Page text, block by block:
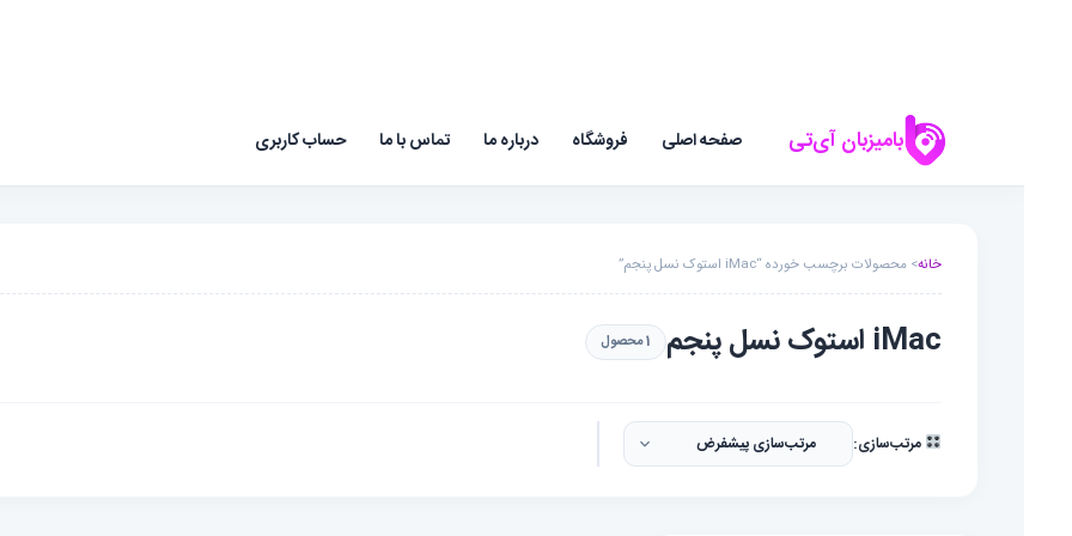
بامیزبان آی‌تی صفحه اصلی فروشگاه درباره ما تماس با ما حساب کاربری
خانه> محصولات برچسب خورده “iMac استوک نسل پنجم”
iMac استوک نسل پنجم 1 محصول
مرتب‌سازی: